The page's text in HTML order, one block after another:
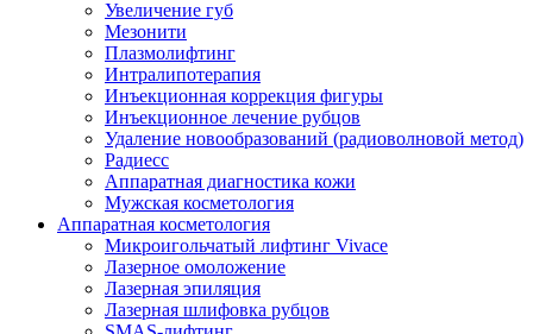
Увеличение губ
Мезонити
Плазмолифтинг
Интралипотерапия
Инъекционная коррекция фигуры
Инъекционное лечение рубцов
Удаление новообразований (радиоволновой метод)
Радиесс
Аппаратная диагностика кожи
Мужская косметология
Аппаратная косметология
Микроигольчатый лифтинг Vivace
Лазерное омоложение
Лазерная эпиляция
Лазерная шлифовка рубцов